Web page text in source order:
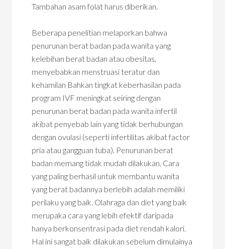
Tambahan asam folat harus diberikan.
Beberapa penelitian melaporkan bahwa
penurunan berat badan pada wanita yang
kelebihan berat badan atau obesitas,
menyebabkan menstruasi teratur dan
kehamilan Bahkan tingkat keberhasilan pada
program IVF meningkat seiring dengan
penurunan berat badan pada wanita infertil
akibat penyebab lain yang tidak berhubungan
dengan ovulasi (seperti infertilitas akibat factor
pria atau gangguan tuba). Penurunan berat
badan memang tidak mudah dilakukan. Cara
yang paling berhasil untuk membantu wanita
yang berat badannya berlebih adalah memiliki
perilaku yang baik. Olahraga dan diet yang baik
merupaka cara yang lebih efektif daripada
hanya berkonsentrasi pada diet rendah kalori.
Hal ini sangat baik dilakukan sebelum dimulainya